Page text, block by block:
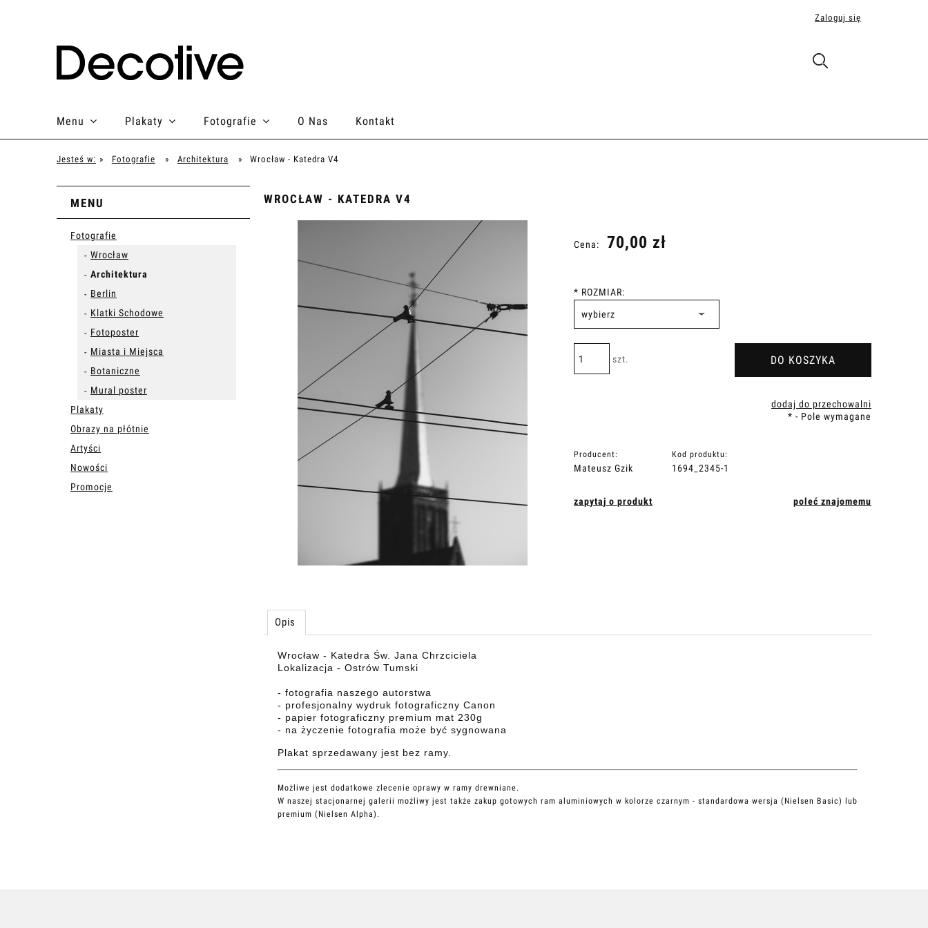
Zaloguj się
Menu Plakaty Fotografie O Nas Kontakt
Jesteś w: » Fotografie » Architektura » Wrocław - Katedra V4
MENU
Fotografie
Wrocław
Architektura
Berlin
Klatki Schodowe
Fotoposter
Miasta i Miejsca
Botaniczne
Mural poster
Plakaty
Obrazy na płótnie
Artyści
Nowości
Promocje
WROCŁAW - KATEDRA V4
Cena: 70,00 zł
* ROZMIAR:
szt. DO KOSZYKA
dodaj do przechowalni
* - Pole wymagane
Producent:
Mateusz Gzik
Kod produktu:
1694_2345-1
zapytaj o produkt poleć znajomemu
Opis
Wrocław - Katedra Św. Jana Chrzciciela
Lokalizacja - Ostrów Tumski
- fotografia naszego autorstwa
- profesjonalny wydruk fotograficzny Canon
- papier fotograficzny premium mat 230g
- na życzenie fotografia może być sygnowana
Plakat sprzedawany jest bez ramy.
Możliwe jest dodatkowe zlecenie oprawy w ramy drewniane.
W naszej stacjonarnej galerii możliwy jest także zakup gotowych ram aluminiowych w kolorze czarnym - standardowa wersja (Nielsen Basic) lub
premium (Nielsen Alpha).